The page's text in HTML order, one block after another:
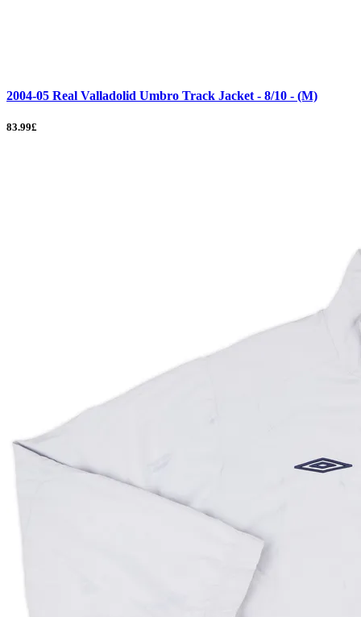
2004-05 Real Valladolid Umbro Track Jacket - 8/10 - (M)
83.99£